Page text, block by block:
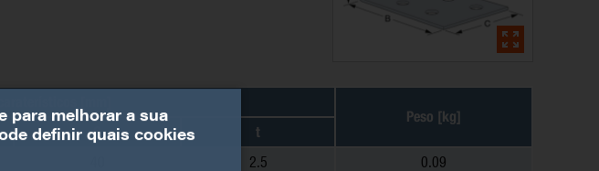
Peso [kg]
C t
2.5
0.09
para melhorar a sua
definir quais cookies